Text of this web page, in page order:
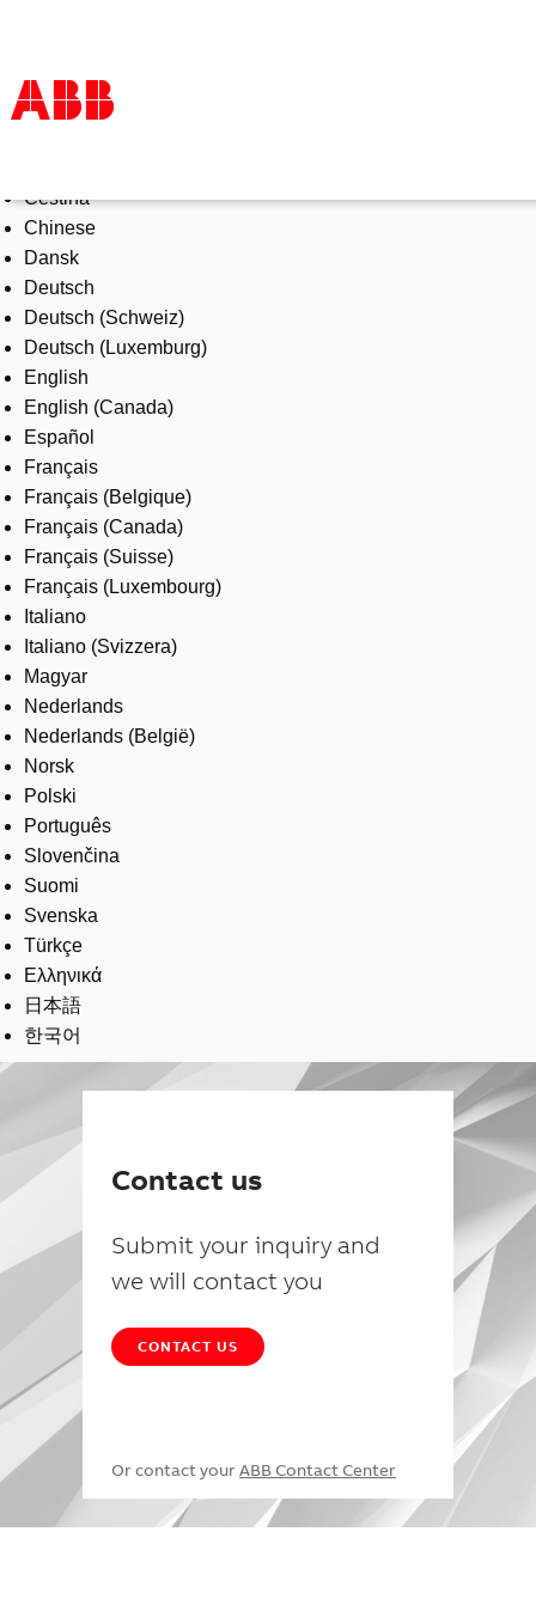
Products & Solutions
Industries
Services
About us
Where to buy
Contact us
Careers
Čeština
Chinese
Dansk
Deutsch
Deutsch (Schweiz)
Deutsch (Luxemburg)
English
English (Canada)
Español
Français
Français (Belgique)
Français (Canada)
Français (Suisse)
Français (Luxembourg)
Italiano
Italiano (Svizzera)
Magyar
Nederlands
Nederlands (België)
Norsk
Polski
Português
Slovenčina
Suomi
Svenska
Türkçe
Ελληνικά
日本語
한국어
Contact us
Submit your inquiry and
we will contact you
CONTACT US
Or contact your ABB Contact Center